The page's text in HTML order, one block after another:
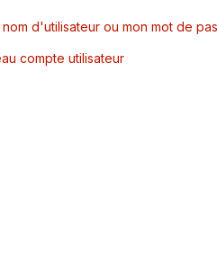
d'utilisateur ou mon mot de
compte utilisateur